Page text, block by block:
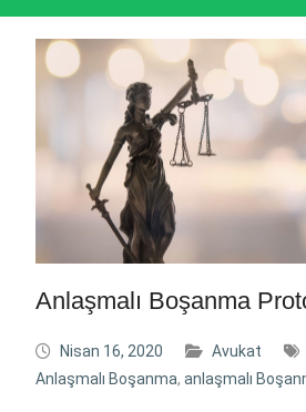
Anlaşmalı Boşanma
Nisan 16, 2020 Avukat
Anlaşmalı Boşanma, anlaşmalı